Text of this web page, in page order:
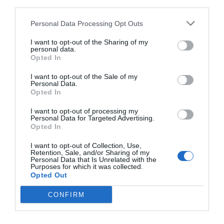
Personal Data Processing Opt Outs
I want to opt-out of the Sharing of my
personal data.
Opted In
I want to opt-out of the Sale of my
Personal Data.
Opted In
I want to opt-out of processing my
Personal Data for Targeted Advertising.
Opted In
I want to opt-out of Collection, Use,
Retention, Sale, and/or Sharing of my
Personal Data that Is Unrelated with the
Purposes for which it was collected.
Opted Out
CONFIRM
La plataforma también contabiliza la asistencia a
todos los eventos deportivos, de entretenimiento y
música en España, así como más de 25.000 contratos
de patrocinio en el mercado español y otros 7.000
contratos de las ligas europeas y norteamericanas de
fútbol y baloncesto, segmentados por competición,
valor económico aproximado de cada acuerdo. Si
quieres más información, contacta con nosotros a
través deintelligence@2playbook.com
Añadir2Playbookcomo fuente preferida de Google
de forma gratuita
Compartir